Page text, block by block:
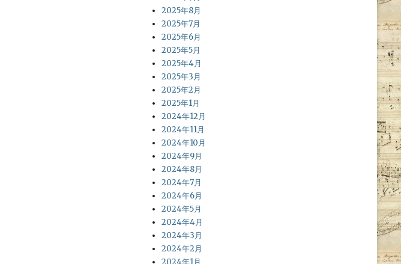
2025年8月
2025年7月
2025年6月
2025年5月
2025年4月
2025年3月
2025年2月
2025年1月
2024年12月
2024年11月
2024年10月
2024年9月
2024年8月
2024年7月
2024年6月
2024年5月
2024年4月
2024年3月
2024年2月
2024年1月